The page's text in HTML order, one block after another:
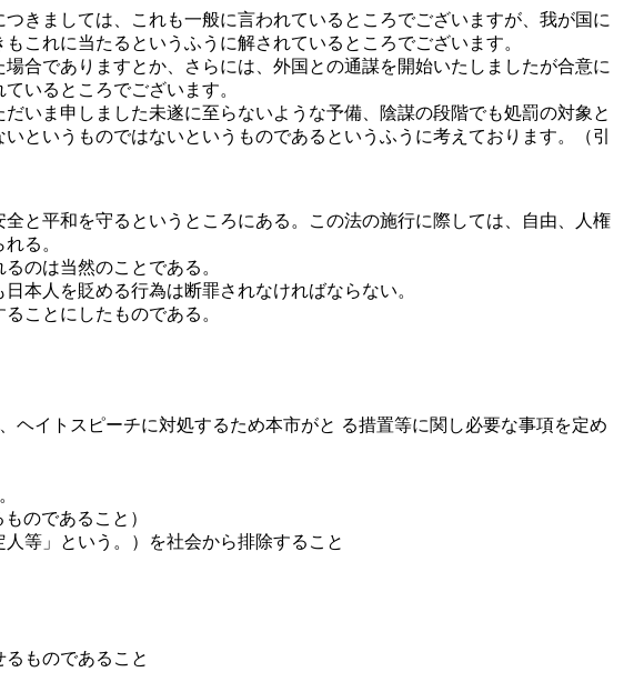
きましては、これも一般に言われているところでございますが、我が国に
これに当たるというふうに解されているところでございます。
合でありますとか、さらには、外国との通謀を開始いたしましたが合意に
いるところでございます。
いま申しました未遂に至らないような予備、陰謀の段階でも処罰の対象と
というものではないというものであるというふうに考えております。（引
と平和を守るというところにある。この法の施行に際しては、自由、人権
る。
のは当然のことである。
本人を貶める行為は断罪されなければならない。
ことにしたものである。
イトスピーチに対処するため本市がと る措置等に関し必要な事項を定め
のであること）
等」という。）を社会から排除すること
ものであること